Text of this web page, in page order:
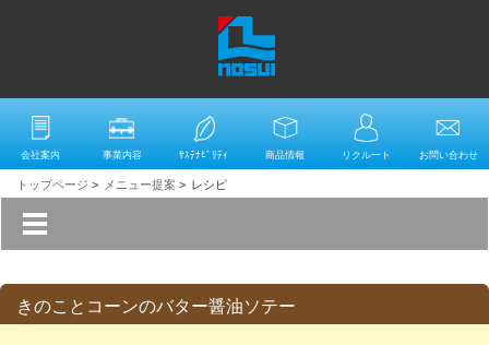
会社案内 事業内容 ｻｽﾃﾅﾋﾞﾘﾃｨ 商品情報 リクルート お問い合わせ
トップページ > メニュー提案 > レシピ
きのことコーンのバター醤油ソテー